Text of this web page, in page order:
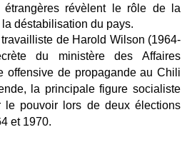
étrangères révèlent le rôle de la
déstabilisation du pays.
de Harold Wilson (1964-
du ministère des Affaires
offensive de propagande au Chili
la principale figure socialiste
le pouvoir lors de deux élections
et 1970.